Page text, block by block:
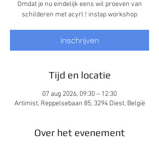
Omdat je nu eindelijk eens wil proeven van
schilderen met acyrl ! instap workshop
Inschrijven
Tijd en locatie
07 aug 2026, 09:30 – 12:30
Artimist, Reppelsebaan 85, 3294 Diest, België
Over het evenement